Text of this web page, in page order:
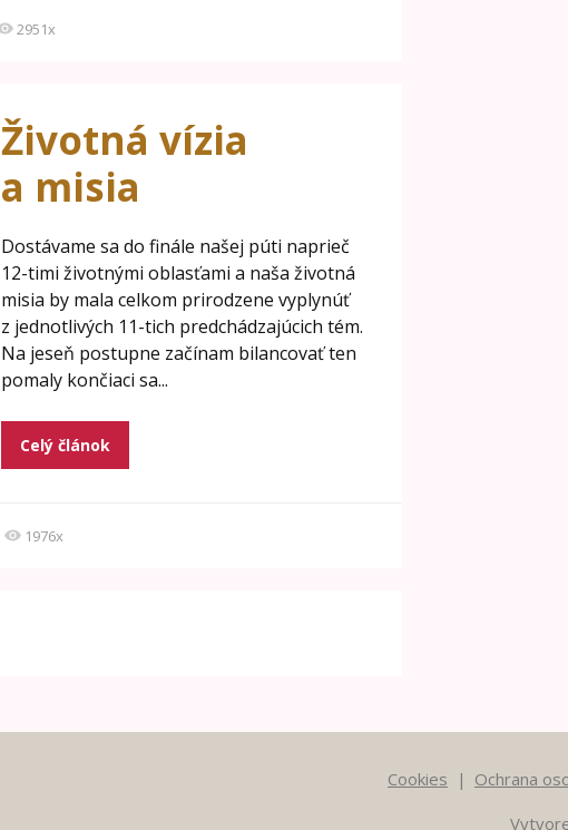
2951x
Životná vízia
a misia
Dostávame sa do finále našej púti naprieč
12-timi životnými oblasťami a naša životná
misia by mala celkom prirodzene vyplynúť
z jednotlivých 11-tich predchádzajúcich tém.
Na jeseň postupne začínam bilancovať ten
pomaly končiaci sa...
Celý článok
1976x
Cookies Ochrana